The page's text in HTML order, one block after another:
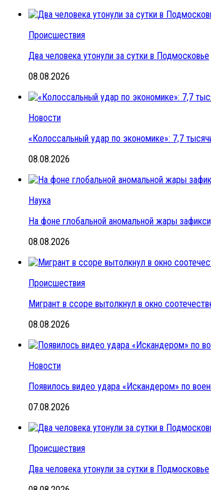
Происшествия
Два человека утонули за сутки в Подмосковье
08.08.2026
Новости
«Колоссальный удар по экономике»: 7,7
08.08.2026
Наука
На фоне глобальной аномальной жары
08.08.2026
Происшествия
Мигрант в ссоре вытолкнул в окно
08.08.2026
Новости
Появилось видео удара «Искандером» по
07.08.2026
Происшествия
Два человека утонули за сутки в Подмосковье